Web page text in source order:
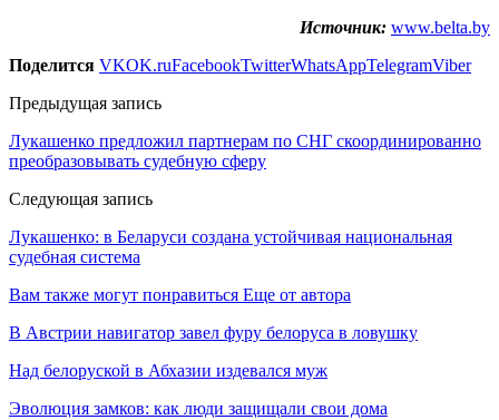
Источник: www.belta.by
Поделится VKOK.ruFacebookTwitterWhatsAppTelegramViber
Предыдущая запись
Лукашенко предложил партнерам по СНГ скоординированно
преобразовывать судебную сферу
Следующая запись
Лукашенко: в Беларуси создана устойчивая национальная
судебная система
Вам также могут понравиться Еще от автора
В Австрии навигатор завел фуру белоруса в ловушку
Над белоруской в Абхазии издевался муж
Эволюция замков: как люди защищали свои дома